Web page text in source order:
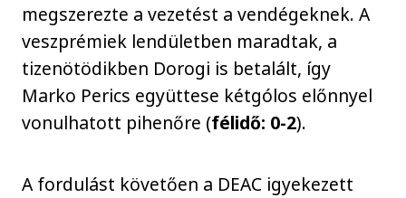
megszerezte a vezetést a vendégeknek. A
veszprémiek lendületben maradtak, a
tizenötödikben Dorogi is betalált, így
Marko Perics együttese kétgólos előnnyel
vonulhatott pihenőre (félidő: 0-2).
A fordulást követően a DEAC igyekezett